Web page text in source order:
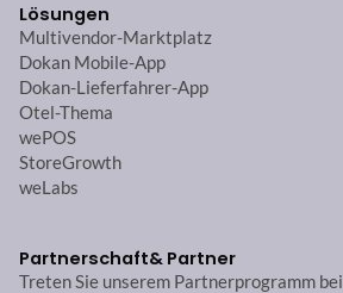
Lösungen
Multivendor-Marktplatz
Dokan Mobile-App
Dokan-Lieferfahrer-App
Otel-Thema
wePOS
StoreGrowth
weLabs
Partnerschaft& Partner
Treten Sie unserem Partnerprogramm bei